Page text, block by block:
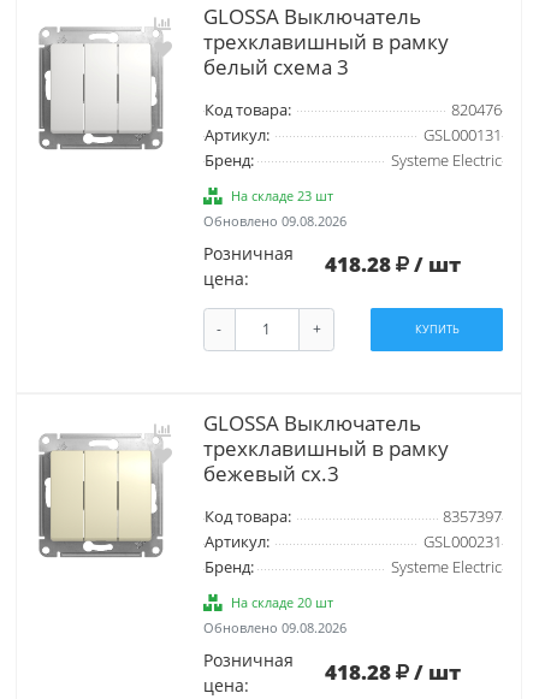
GLOSSA Выключатель
трехклавишный в рамку
белый схема 3
Код товара:
820476
Артикул:
GSL000131
Бренд:
Systeme Electric
На складе 23 шт
Обновлено 09.08.2026
Розничная
цена:
418.28 / шт
- + КУПИТЬ
GLOSSA Выключатель
трехклавишный в рамку
бежевый сх.3
Код товара:
8357397
Артикул:
GSL000231
Бренд:
Systeme Electric
На складе 20 шт
Обновлено 09.08.2026
Розничная
цена:
418.28 / шт